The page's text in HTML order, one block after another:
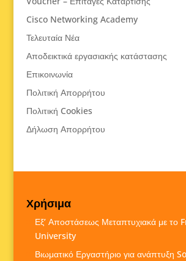
Cisco Networking Academy
Τελευταία Νέα
Αποδεικτικά εργασιακής κατάστασης
Επικοινωνία
Πολιτική Απορρήτου
Πολιτική Cookies
Δήλωση Απορρήτου
Χρήσιμα
Εξ’ Αποστάσεως Μεταπτυχιακά με το
University
Βιωματικό Εργαστήριο για ανάπτυξη